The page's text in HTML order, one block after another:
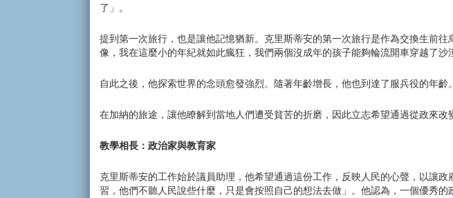
了」。
提到第一次旅行，也是讓他記憶猶新。克里斯蒂安的第一次旅行是作為交換生前
像，我在這麼小的年紀就如此瘋狂，我們兩個沒成年的孩子能夠輪流開車穿越了
自此之後，他探索世界的念頭愈發強烈。隨著年齡增長，他也到達了服兵役的年
在加納的旅途，讓他瞭解到當地人們遭受貧苦的折磨，因此立志希望通過從政來
教學相長：政治家與教育家
克里斯蒂安的工作始於議員助理，他希望通過這份工作，反映人民的心聲，以讓
習，他們不聽人民說些什麼，只是會按照自己的想法去做」。他認為，一個優秀